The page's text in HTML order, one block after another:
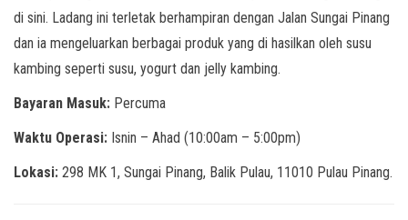
di sini. Ladang ini terletak berhampiran dengan Jalan Sungai Pinang
dan ia mengeluarkan berbagai produk yang di hasilkan oleh susu
kambing seperti susu, yogurt dan jelly kambing.
Bayaran Masuk: Percuma
Waktu Operasi: Isnin – Ahad (10:00am – 5:00pm)
Lokasi: 298 MK 1, Sungai Pinang, Balik Pulau, 11010 Pulau Pinang.